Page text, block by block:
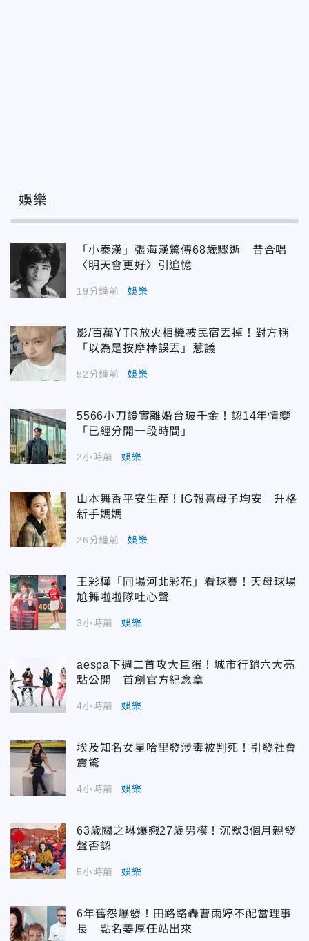
娛樂
「小秦漢」張海漢驚傳68歲驟逝 昔合唱
〈明天會更好〉引追憶
19分鐘前 娛樂
影/百萬YTR放火相機被民宿丟掉！對方稱
「以為是按摩棒誤丟」惹議
52分鐘前 娛樂
5566小刀證實離婚台玻千金！認14年情變
「已經分開一段時間」
2小時前 娛樂
山本舞香平安生產！IG報喜母子均安 升格
新手媽媽
26分鐘前 娛樂
王彩樺「同場河北彩花」看球賽！天母球場
尬舞啦啦隊吐心聲
3小時前 娛樂
aespa下週二首攻大巨蛋！城市行銷六大亮
點公開 首創官方紀念章
4小時前 娛樂
埃及知名女星哈里發涉毒被判死！引發社會
震驚
4小時前 娛樂
63歲關之琳爆戀27歲男模！沉默3個月親發
聲否認
5小時前 娛樂
6年舊怨爆發！田路路轟曹雨婷不配當理事
長 點名姜厚任站出來